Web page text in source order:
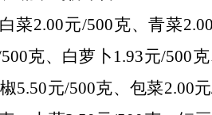
菜2.00元/500克、青菜2.00
克、白萝卜 1.93元/500
5.50元/500克、包菜2.00